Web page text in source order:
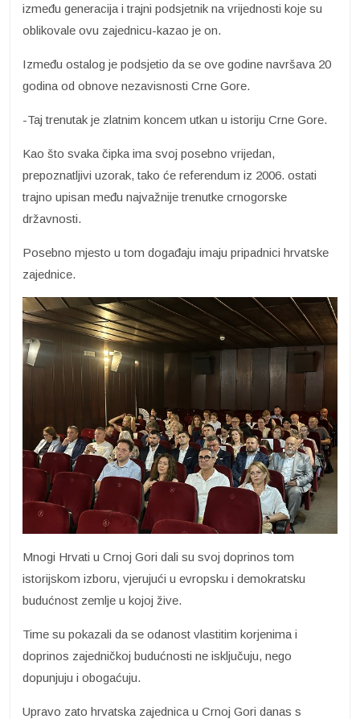
između generacija i trajni podsjetnik na vrijednosti koje su
oblikovale ovu zajednicu-kazao je on.
Između ostalog je podsjetio da se ove godine navršava 20
godina od obnove nezavisnosti Crne Gore.
-Taj trenutak je zlatnim koncem utkan u istoriju Crne Gore.
Kao što svaka čipka ima svoj posebno vrijedan,
prepoznatljivi uzorak, tako će referendum iz 2006. ostati
trajno upisan među najvažnije trenutke crnogorske
državnosti.
Posebno mjesto u tom događaju imaju pripadnici hrvatske
zajednice.
Mnogi Hrvati u Crnoj Gori dali su svoj doprinos tom
istorijskom izboru, vjerujući u evropsku i demokratsku
budućnost zemlje u kojoj žive.
Time su pokazali da se odanost vlastitim korjenima i
doprinos zajedničkoj budućnosti ne isključuju, nego
dopunjuju i obogaćuju.
Upravo zato hrvatska zajednica u Crnoj Gori danas s